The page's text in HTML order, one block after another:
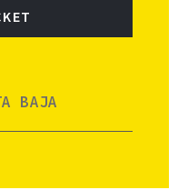
BAJA